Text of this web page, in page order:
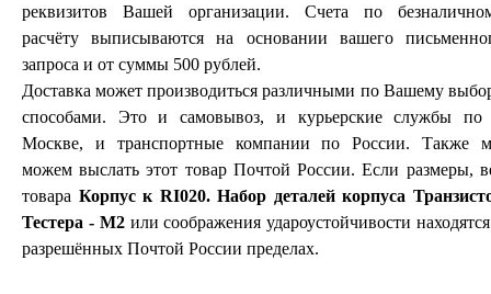
реквизитов Вашей организации. Счета по
расчёту выписываются на основании вашего
запроса и от суммы 500 рублей.
Доставка может производиться различными по Вашему
способами. Это и самовывоз, и курьерские службы по
Москве, и транспортные компании по России. Также
можем выслать этот товар Почтой России. Если размеры,
товара Корпус к RI020. Набор деталей корпуса
Тестера - М2или соображения удароустойчивости
разрешённых Почтой России пределах.